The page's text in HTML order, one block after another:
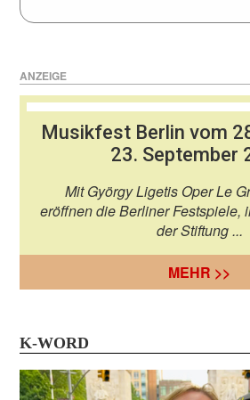
ANZEIGE
Musikfest Berlin vom
23. September
Mit György Ligetis Oper Le
eröffnen die Berliner Festspiele,
der Stiftung ...
MEHR >>
K-WORD